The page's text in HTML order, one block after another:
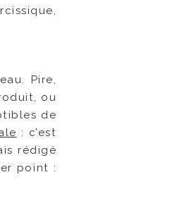
Pire,
ou
de
: c’est
rédigé
point :